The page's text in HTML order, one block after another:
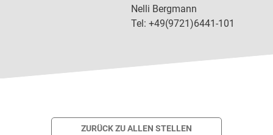
Nelli Bergmann
Tel: +49(9721)6441-101
ZURÜCK ZU ALLEN STELLEN